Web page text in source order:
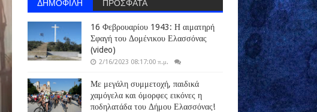
16 Φεβρουαρίου 1943: Η αιματηρή
Σφαγή του Δομένικου Ελασσόνας
(video)
2/16/2023 08:17:00 π.μ.
Με μεγάλη συμμετοχή, παιδικά
χαμόγελα και όμορφες εικόνες η
ποδηλατάδα του Δήμου Ελασσόνας!